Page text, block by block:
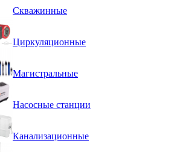
Скважинные
Циркуляционные
Магистральные
Насосные станции
Канализационные